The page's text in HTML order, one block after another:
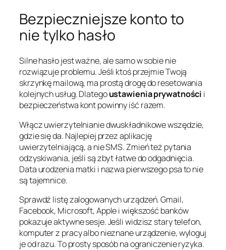
Bezpieczniejsze konto to
nie tylko hasło
Silne hasło jest ważne, ale samo w sobie nie
rozwiązuje problemu. Jeśli ktoś przejmie Twoją
skrzynkę mailową, ma prostą drogę do resetowania
kolejnych usług. Dlategoustawienia prywatności i
bezpieczeństwa kont powinny iść razem.
Włącz uwierzytelnianie dwuskładnikowe wszędzie,
gdzie się da. Najlepiej przez aplikację
uwierzytelniającą, a nie SMS. Zmień też pytania
odzyskiwania, jeśli są zbyt łatwe do odgadnięcia.
Data urodzenia matki i nazwa pierwszego psa to nie
są tajemnice.
Sprawdź listę zalogowanych urządzeń. Gmail,
Facebook, Microsoft, Apple i większość banków
pokazuje aktywne sesje. Jeśli widzisz stary telefon,
komputer z pracy albo nieznane urządzenie, wyloguj
je od razu. To prosty sposób na ograniczenie ryzyka.